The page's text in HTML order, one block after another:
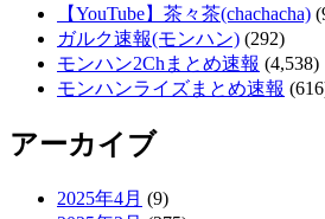
【YouTube】茶々茶(chachacha)
ガルク速報(モンハン) (292)
モンハン2Chまとめ速報 (4,538)
モンハンライズまとめ速報
アーカイブ
2025年4月 (9)